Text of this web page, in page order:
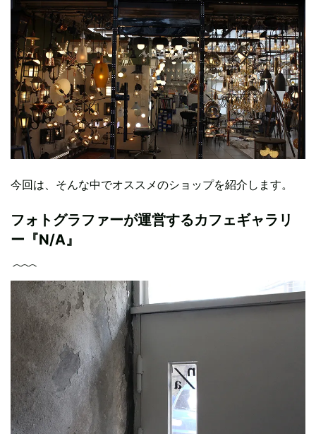
今回は、そんな中でオススメのショップを紹介します。
フォトグラファーが運営するカフェギャラリ
ー『N/A』